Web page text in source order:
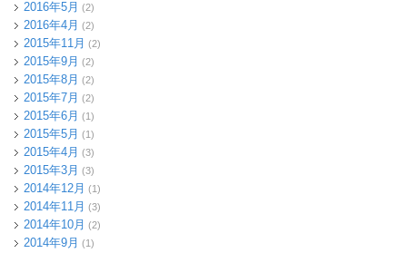
2016年5月 (2)
2016年4月 (2)
2015年11月 (2)
2015年9月 (2)
2015年8月 (2)
2015年7月 (2)
2015年6月 (1)
2015年5月 (1)
2015年4月 (3)
2015年3月 (3)
2014年12月 (1)
2014年11月 (3)
2014年10月 (2)
2014年9月 (1)